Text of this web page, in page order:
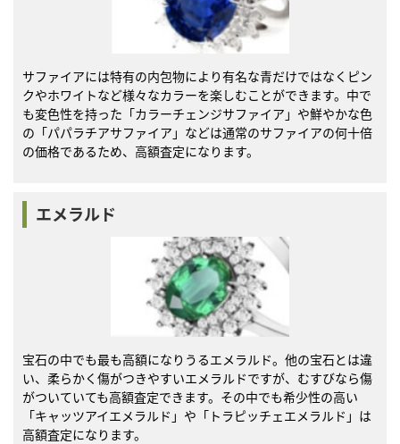
サファイアには特有の内包物により有名な青だけではなくピン
クやホワイトなど様々なカラーを楽しむことができます。中で
も変色性を持った「カラーチェンジサファイア」や鮮やかな色
の「パパラチアサファイア」などは通常のサファイアの何十倍
の価格であるため、高額査定になります。
エメラルド
宝石の中でも最も高額になりうるエメラルド。他の宝石とは違
い、柔らかく傷がつきやすいエメラルドですが、むすびなら傷
がついていても高額査定できます。その中でも希少性の高い
「キャッツアイエメラルド」や「トラピッチェエメラルド」は
高額査定になります。